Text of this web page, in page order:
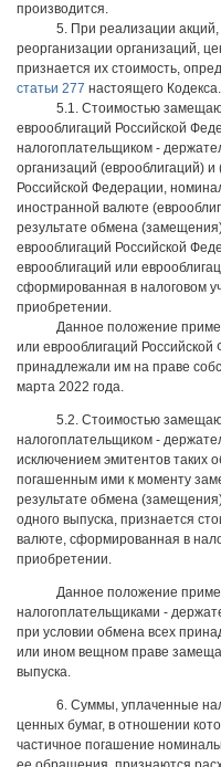
производится.
5. При реализации
реорганизации организаций,
признается их стоимость,
статьи 277 настоящего Кодекса.
5.1. Стоимостью
еврооблигаций Российской
налогоплательщиком -
организаций (еврооблигаций)
Российской Федерации,
иностранной валюте
результате обмена
еврооблигаций Российской
еврооблигаций или
сформированная в налоговом
приобретении.
Данное положение
или еврооблигаций
принадлежали им на праве
марта 2022 года.
5.2. Стоимостью
налогоплательщиком -
исключением эмитентов таких
погашенным ими к моменту
результате обмена
одного выпуска, признается
валюте, сформированная в
приобретении.
Данное положение
налогоплательщиками -
при условии обмена всех
или ином вещном праве
выпуска.
6. Суммы, уплаченные
ценных бумаг, в отношении
частичное погашение